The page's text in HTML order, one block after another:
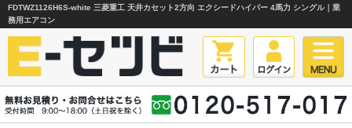
FDTWZ1126H6S-white 三菱重工 天井カセット2方向 エクシードハイパー 4馬力 シングル｜業
務用エアコン